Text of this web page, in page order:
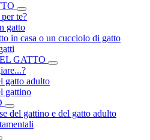
te?
gatto
in casa o un cucciolo di gatto
GATTO
gatto adulto
gattino
del gattino e del gatto adulto